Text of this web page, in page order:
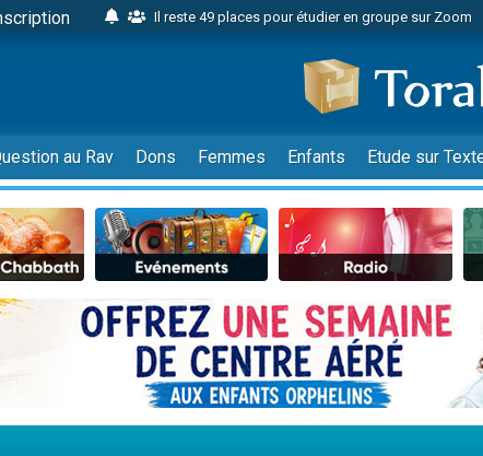
Il reste 49 places pour étudier en groupe sur Zoom
2 personnes viennent de nous rejoindre sur WhatsApp
6 personnes viennent de nous rejoindre sur WhatsApp
4 personnes viennent de faire un don pour Reloger
2 personnes viennent de faire un don pour 1
17 personnes viennent de demander une bénédiction
4 personnes viennent de nous rejoindre sur WhatsApp
Il reste 49 places pour étudier en groupe sur Zoom
Eva vient de donner son Maasser
4 personnes viennent de nous rejoindre sur WhatsApp
3 personnes viennent de nous rejoindre sur WhatsApp
Odaya vient de donner son Maasser
au Rav Dons Femmes Enfants Etude sur